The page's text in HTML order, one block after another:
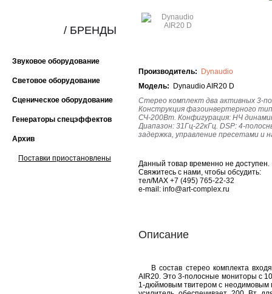
Звуковое оборудование
Световое оборудование
Сценическое оборудование
Генераторы спецэффектов
Архив
Поставки приостановлены
/ БРЕНДЫ
Производитель:
Dynaudio
Модель: Dynaudio AIR20 D
Стерео комплект два активных 3-
Конструкция фазоинвертерного
СЧ-200Вт. Конфигурация: НЧ
Диапазон: 31Гц-22кГц. DSP: 4-
задержка, управление пресетами и
Данный товар временно не доступен.
Свяжитесь с нами, чтобы обсудить:
тел/MAX +7 (495) 765-22-32
e-mail: info@art-complex.ru
Описание
В состав стерео комплекта
AIR20. Это 3-полосные мониторы с
1-дюймовым твитером с неодимовым